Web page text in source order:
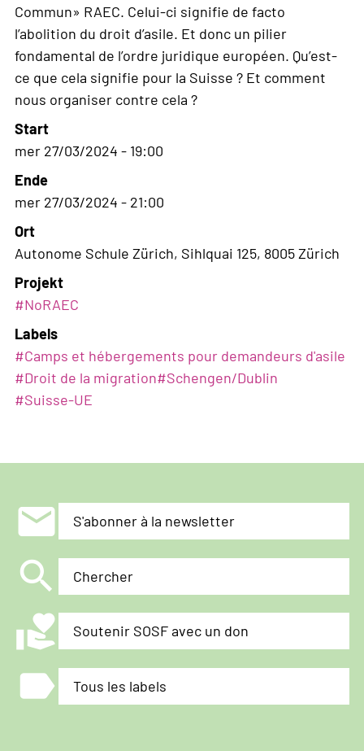
Commun» RAEC. Celui-ci signifie de facto
l’abolition du droit d’asile. Et donc un pilier
fondamental de l’ordre juridique européen. Qu’est-
ce que cela signifie pour la Suisse ? Et comment
nous organiser contre cela ?
Start
mer 27/03/2024 - 19:00
Ende
mer 27/03/2024 - 21:00
Ort
Autonome Schule Zürich, Sihlquai 125, 8005 Zürich
Projekt
#NoRAEC
Labels
#Camps et hébergements pour demandeurs d'asile
#Droit de la migration#Schengen/Dublin
#Suisse-UE
mail S'abonner à la newsletter
search Chercher
volunteer_activism Soutenir SOSF avec un don
label Tous les labels